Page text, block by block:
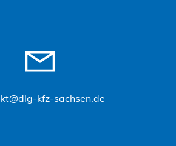
kfz-sachsen.de